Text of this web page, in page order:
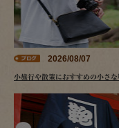
2026/08/07
小旅行や散策におすすめの小さな